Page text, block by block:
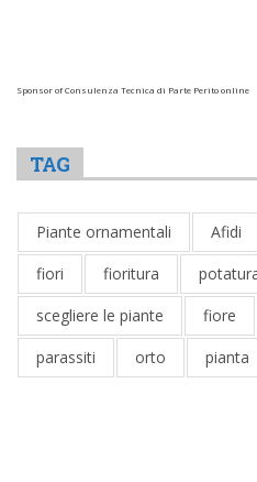
Sponsor of Consulenza Tecnica di Parte Perito online
TAG
Piante ornamentali Afidi
fiori
fioritura
scegliere le piante
fiore
parassiti
orto pianta